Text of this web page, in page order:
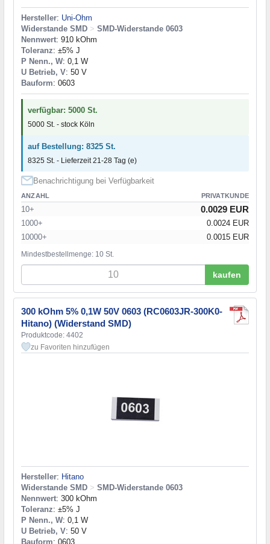
Hersteller: Uni-Ohm
Widerstande SMD > SMD-Widerstande 0603
Nennwert: 910 kOhm
Toleranz: ±5% J
P Nenn., W: 0,1 W
U Betrieb, V: 50 V
Bauform: 0603
verfügbar: 5000 St.
5000 St. - stock Köln
auf Bestellung: 8325 St.
8325 St. - Lieferzeit 21-28 Tag (e)
Benachrichtigung bei Verfügbarkeit
ANZAHL PRIVATKUNDE
10+ 0.0029 EUR
1000+
0.0024 EUR
10000+
0.0015 EUR
Mindestbestellmenge: 10 St.
kaufen
300 kOhm 5% 0,1W 50V 0603 (RC0603JR-300K0-
Hitano) (Widerstand SMD)
Produktcode: 4402
zu Favoriten hinzufügen
Hersteller: Hitano
Widerstande SMD > SMD-Widerstande 0603
Nennwert: 300 kOhm
Toleranz: ±5% J
P Nenn., W: 0,1 W
U Betrieb, V: 50 V
Bauform: 0603